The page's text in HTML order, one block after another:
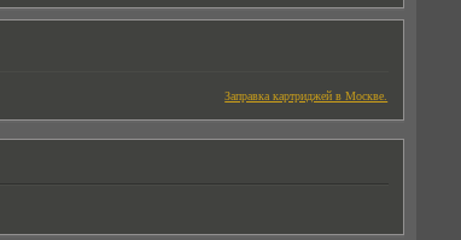
Заправка картриджей в Москве.